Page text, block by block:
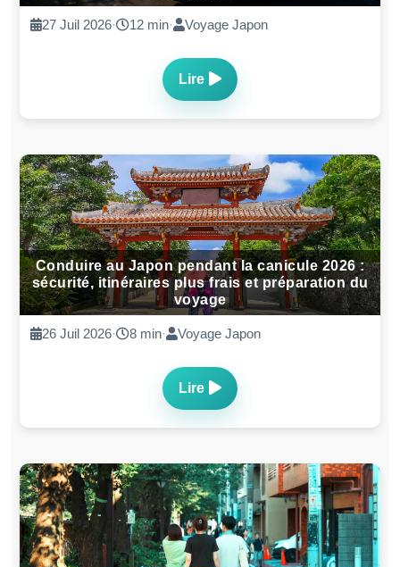
27 Juil 2026· 12 min· Voyage Japon
Lire
Conduire au Japon pendant la canicule 2026 :
sécurité, itinéraires plus frais et préparation du
voyage
26 Juil 2026· 8 min· Voyage Japon
Lire